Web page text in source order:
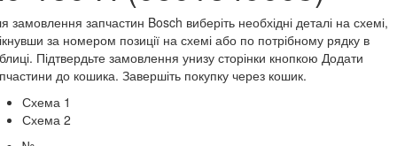
замовлення запчастин Bosch виберіть необхідні деталі на схемі,
за номером позиції на схемі або по потрібному рядку в
Підтвердьте замовлення унизу сторінки кнопкою Додати
до кошика. Завершіть покупку через кошик.
Схема 1
Схема 2